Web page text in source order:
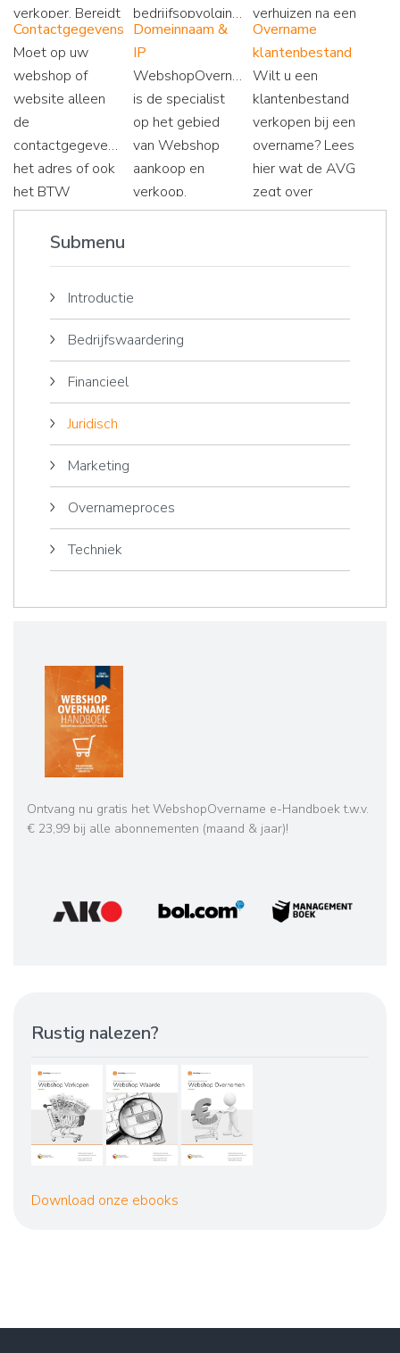
koper en
verkoper.
problemen
opleveren.
verkoper. Bereidt
uzelf goed voor
en start met dit
artikel!
bedrijfsopvolgingsregeling
en het belang
hiervan!
verhuizen na een
bedrijfsovername.
Maar wat zijn de
rechten van
werknemers in
dat geval?
Contactgegevens
Moet op uw
webshop of
website alleen
de
contactgegevens,
het adres of ook
het BTW
nummer vermeld
worden? Wij
brengen hier
artikel graag
opheldering over.
Domeinnaam &
IP
WebshopOvername.nl
is de specialist
op het gebied
van Webshop
aankoop en
verkoop.
Domeinen vinden
belangrijke asset.
Overname
klantenbestand
Wilt u een
klantenbestand
verkopen bij een
overname? Lees
hier wat de AVG
zegt over
persoonsgegevens,
belang en
Submenu
Introductie
Bedrijfswaardering
Financieel
Juridisch
Marketing
Overnameproces
Techniek
Ontvang nu gratis het WebshopOvername e-Handboek t.w.v.
€ 23,99 bij alle abonnementen (maand & jaar)!
Rustig nalezen?
Download onze ebooks